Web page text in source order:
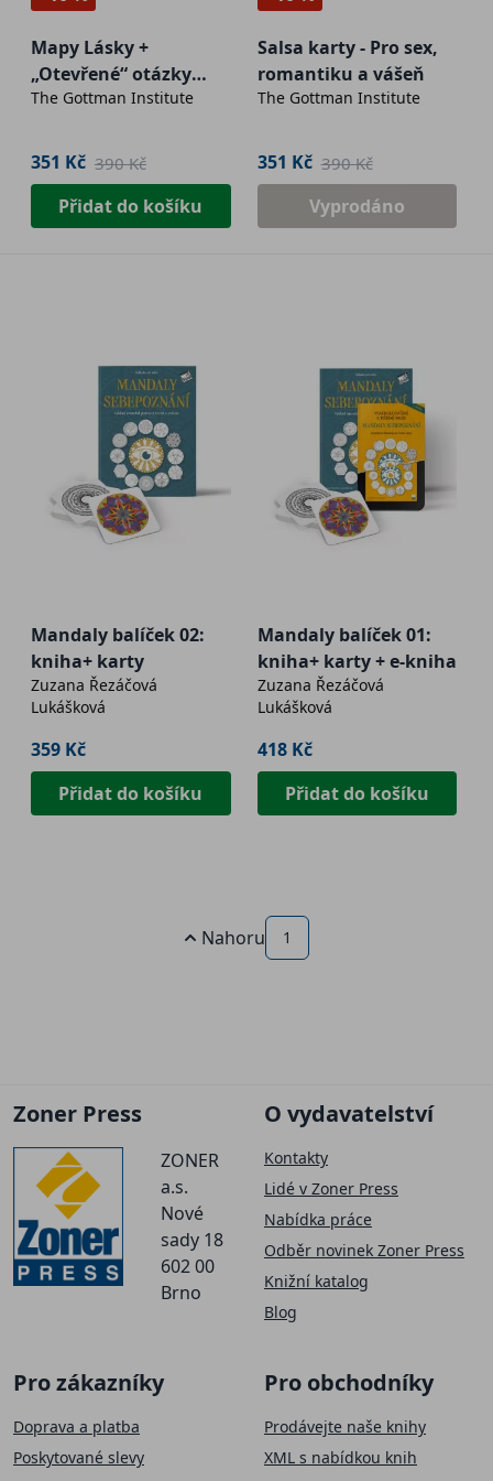
Mapy Lásky +
„Otevřené“ otázky
(dva balíčky karet v
The Gottman Institute
351 Kč 390 Kč
Přidat do košíku
Salsa karty - Pro sex,
romantiku a vášeň
The Gottman Institute
351 Kč 390 Kč
Vyprodáno
Mandaly balíček 02:
kniha+ karty
Zuzana Řezáčová
Lukášková
359 Kč
Přidat do košíku
Mandaly balíček 01:
kniha+ karty + e-kniha
Zuzana Řezáčová
Lukášková
418 Kč
Přidat do košíku
Nahoru 1
Zoner Press
ZONER
a.s.
Nové
sady 18
602 00
Brno
O vydavatelství
Kontakty
Lidé v Zoner Press
Nabídka práce
Odběr novinek Zoner Press
Knižní katalog
Blog
Pro zákazníky
Doprava a platba
Poskytované slevy
Pro obchodníky
Prodávejte naše knihy
XML s nabídkou knih